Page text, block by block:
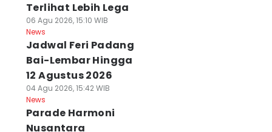
Terlihat Lebih Lega
06 Agu 2026, 15:10 WIB
News
Jadwal Feri Padang
Bai-Lembar Hingga
12 Agustus 2026
04 Agu 2026, 15:42 WIB
News
Parade Harmoni
Nusantara